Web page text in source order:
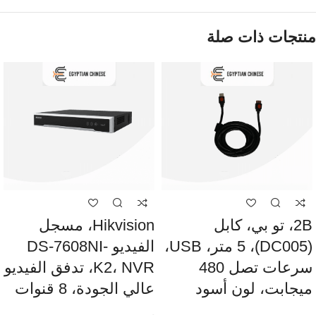
منتجات ذات صلة
2B، تو بي، كابل
(DC005)، 5 متر، USB،
سرعات تصل 480
ميجابت، لون أسود
Hikvision، مسجل
الفيديو DS-7608NI-
K2، NVR، تدفق الفيديو
عالي الجودة، 8 قنوات